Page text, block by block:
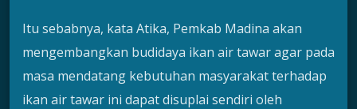
Itu sebabnya, kata Atika, Pemkab Madina akan
mengembangkan budidaya ikan air tawar agar pada
masa mendatang kebutuhan masyarakat terhadap
ikan air tawar ini dapat disuplai sendiri oleh